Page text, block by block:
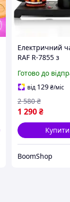
Електричний
RAF R-7855 з
заварником
+0,6 л для
заварювання
Готово до
від 129 ₴/міс
1 290 ₴
2 580 ₴
Купити
BoomShop